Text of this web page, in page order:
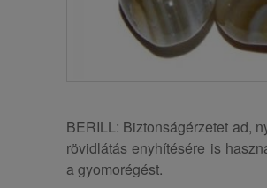
BERILL: Biztonságérzetet ad,
rövidlátás enyhítésére is
a gyomorégést.